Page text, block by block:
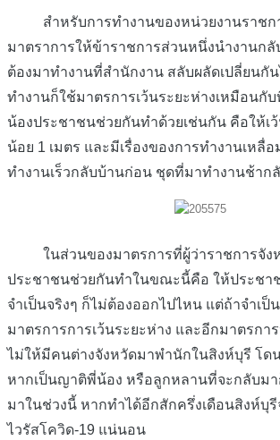
สำหรับการทำงานของหน่วยงานราชกา
มาตราการให้ข้าราชการส่วนหนึ่งนำงานก
ต้องมาทำงานที่สำนักงาน สลับผลัดเปลี่ยนกั
ทำงานก็ใช้มาตรการเว้นระยะห่างเหมือนกั
น้องประชาชนช่วยกันทำด้วยเช่นกัน คือให้เว้
น้อย 1 เมตร และมีเรื่องของการทำงานเหลื่
ทำงานเร็วกลับบ้านก่อน ชุดที่มาทำงานช้าก
ในส่วนของมาตรการที่ผู้ว่าราชการจังห
ประชาชนช่วยกันทำในขณะนี้คือ ให้ประชา
จำเป็นจริงๆ ก็ไม่ต้องออกไปไหน แต่ถ้าจำเป็
มาตรการการเว้นระยะห่าง และอีกมาตรก
ไม่ให้มีคนต่างจังหวัดมาพำนักในสิงห์บุรี โด
หากเป็นญาติพี่น้อง หรือลูกหลานที่จะกลับมา
มาในช่วงนี้ หากทำได้อีกสักครึ่งเดือนสิงห์บุ
ไวรัสโควิด-19 แน่นอน